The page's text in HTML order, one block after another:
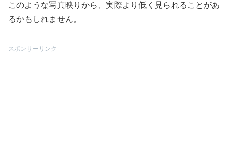
このような写真映りから、実際より低く見られることがあ
るかもしれません。
スポンサーリンク